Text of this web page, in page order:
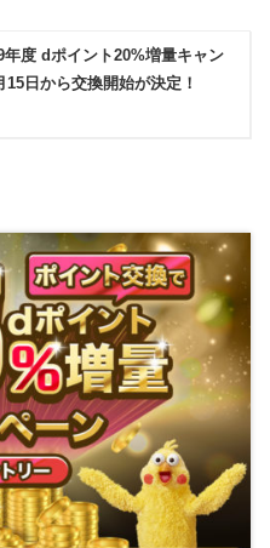
年度 dポイント20%増量キャン
15日から交換開始が決定！